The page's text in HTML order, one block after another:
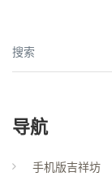
搜索
导航
手机版吉祥坊